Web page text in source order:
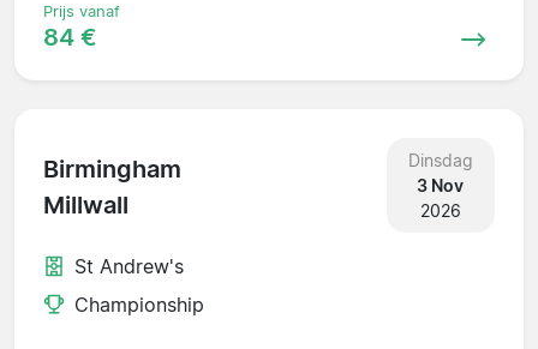
Prijs vanaf
84 €
Birmingham
Millwall
Dinsdag
3 Nov
2026
St Andrew's
Championship